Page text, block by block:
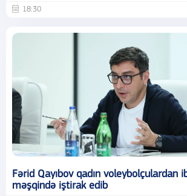
18:30
Fərid Qayıbov qadın voleybolçulardan
məşqində iştirak edib